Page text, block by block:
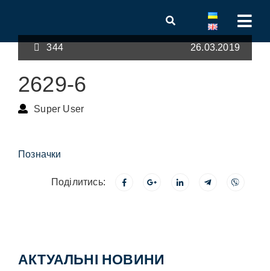
344 26.03.2019
2629-6
Super User
Позначки
Поділитись:
АКТУАЛЬНІ НОВИНИ